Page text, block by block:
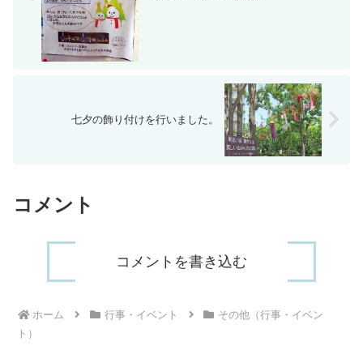
七夕の飾り付けを行いました。
コメント
コメントを書き込む
ホーム 行事・イベント
その他（行事・イベン
ト）